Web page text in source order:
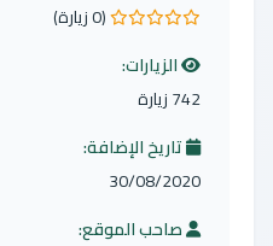
0.0 من 5 نجوم
(0 زيارة)
الزيارات:
742 زيارة
تاريخ الإضافة:
30/08/2020
صاحب الموقع: